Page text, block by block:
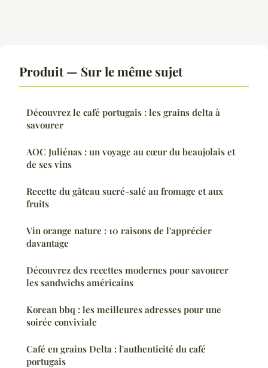
Produit — Sur le même sujet
Découvrez le café portugais : les grains delta à
savourer
AOC Juliénas : un voyage au cœur du beaujolais et
de ses vins
Recette du gâteau sucré-salé au fromage et aux
fruits
Vin orange nature : 10 raisons de l'apprécier
davantage
Découvrez des recettes modernes pour savourer
les sandwichs américains
Korean bbq : les meilleures adresses pour une
soirée conviviale
Café en grains Delta : l'authenticité du café
portugais